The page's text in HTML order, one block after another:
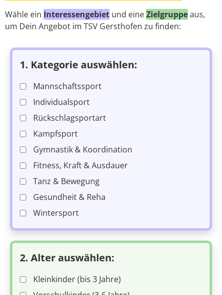
Wähle ein Interessengebiet und eineZielgruppeaus,
um Dein Angebot im TSV Gersthofen zu finden:
1. Kategorie auswählen:
Mannschaftssport
Individualsport
Rückschlagsportart
Kampfsport
Gymnastik & Koordination
Fitness, Kraft & Ausdauer
Tanz & Bewegung
Gesundheit & Reha
Wintersport
2. Alter auswählen:
Kleinkinder (bis 3 Jahre)